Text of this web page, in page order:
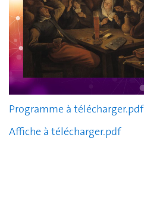
Programme à télécharger.pdf
Affiche à télécharger.pdf